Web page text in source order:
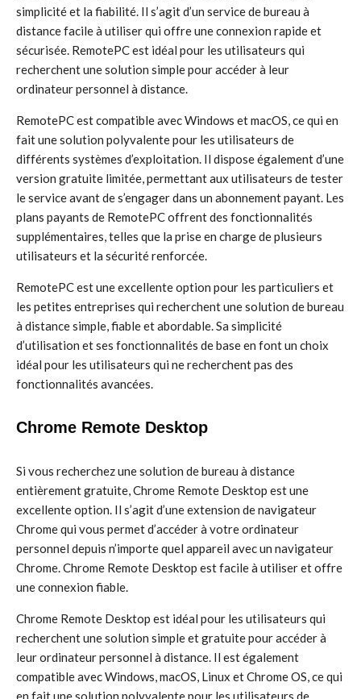
simplicité et la fiabilité. Il s’agit d’un service de bureau à
distance facile à utiliser qui offre une connexion rapide et
sécurisée. RemotePC est idéal pour les utilisateurs qui
recherchent une solution simple pour accéder à leur
ordinateur personnel à distance.
RemotePC est compatible avec Windows et macOS, ce qui en
fait une solution polyvalente pour les utilisateurs de
différents systèmes d’exploitation. Il dispose également d’une
version gratuite limitée, permettant aux utilisateurs de tester
le service avant de s’engager dans un abonnement payant. Les
plans payants de RemotePC offrent des fonctionnalités
supplémentaires, telles que la prise en charge de plusieurs
utilisateurs et la sécurité renforcée.
RemotePC est une excellente option pour les particuliers et
les petites entreprises qui recherchent une solution de bureau
à distance simple, fiable et abordable. Sa simplicité
d’utilisation et ses fonctionnalités de base en font un choix
idéal pour les utilisateurs qui ne recherchent pas des
fonctionnalités avancées.
Chrome Remote Desktop
Si vous recherchez une solution de bureau à distance
entièrement gratuite, Chrome Remote Desktop est une
excellente option. Il s’agit d’une extension de navigateur
Chrome qui vous permet d’accéder à votre ordinateur
personnel depuis n’importe quel appareil avec un navigateur
Chrome. Chrome Remote Desktop est facile à utiliser et offre
une connexion fiable.
Chrome Remote Desktop est idéal pour les utilisateurs qui
recherchent une solution simple et gratuite pour accéder à
leur ordinateur personnel à distance. Il est également
compatible avec Windows, macOS, Linux et Chrome OS, ce qui
en fait une solution polyvalente pour les utilisateurs de